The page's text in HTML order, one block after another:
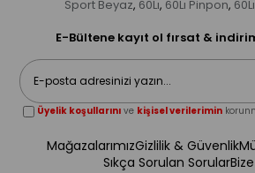
Sport Beyaz, 60Lı, 60Lı Pinpon,
E-Bültene kayıt ol fırsat &
Üyelik koşullarını ve kişisel verilerimin
MağazalarımızGizlilik & Güvenlik
Sıkça Sorulan Sorular